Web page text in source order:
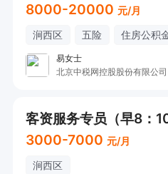
8000-20000 元/月
涧西区 五险 住房公积
易女士
北京中税网控股股份有限公司
客资服务专员（早8：
3000-7000 元/月
涧西区